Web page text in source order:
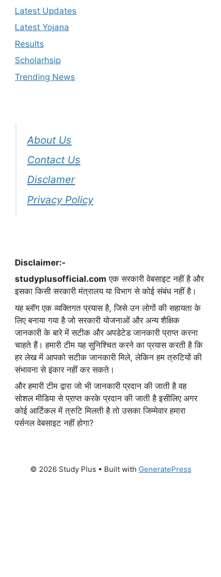
Latest Updates
Latest Yojana
Results
Scholarhsip
Trending News
About Us
Contact Us
Disclamer
Privacy Policy
Disclaimer:-
studyplusofficial.com एक सरकारी वेबसाइट नहीं है और
इसका किसी सरकारी मंत्रालय या विभाग से कोई संबंध नहीं है।
यह ब्लॉग एक व्यक्तिगत प्रयास है, जिसे उन लोगों की सहायता के
लिए बनाया गया है जो सरकारी योजनाओं और अन्य शैक्षिक
जानकारी के बारे में सटीक और अपडेटेड जानकारी प्राप्त करना
चाहते हैं। हमारी टीम यह सुनिश्चित करने का प्रयास करती है कि
हर लेख में आपको सटीक जानकारी मिले, लेकिन हम त्रुटियों की
संभावना से इंकार नहीं कर सकते।
और हमारी टीम द्वारा जो भी जानकारी प्रदान की जाती है वह
सोशल मीडिया से प्राप्त करके प्रदान की जाती है इसीलिए अगर
कोई आर्टिकल में त्रुटि मिलती है तो उसका जिम्मेवार हमारा
पर्सनल वेबसाइट नहीं होगा?
© 2026 Study Plus • Built with GeneratePress